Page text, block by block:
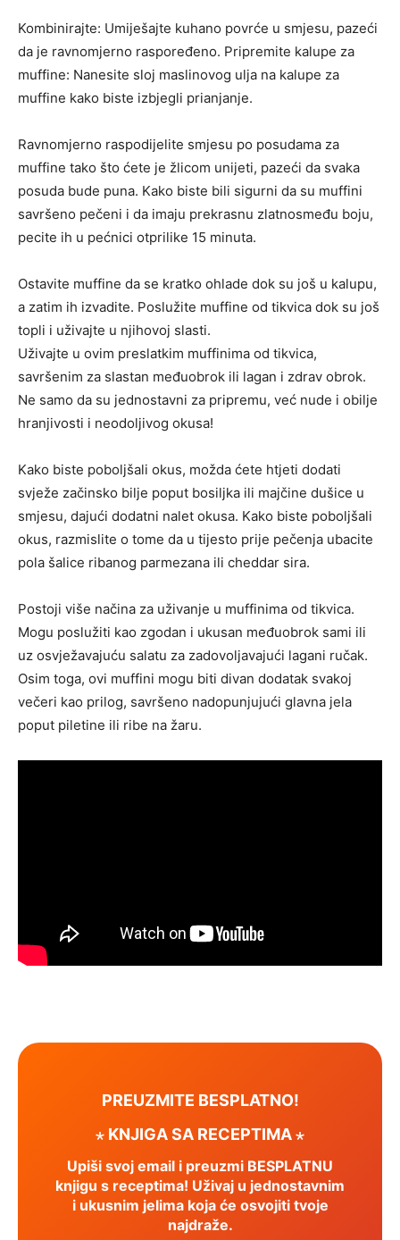
Kombinirajte: Umiješajte kuhano povrće u smjesu, pazeći
da je ravnomjerno raspoređeno. Pripremite kalupe za
muffine: Nanesite sloj maslinovog ulja na kalupe za
muffine kako biste izbjegli prianjanje.
Ravnomjerno raspodijelite smjesu po posudama za
muffine tako što ćete je žlicom unijeti, pazeći da svaka
posuda bude puna. Kako biste bili sigurni da su muffini
savršeno pečeni i da imaju prekrasnu zlatnosmeđu boju,
pecite ih u pećnici otprilike 15 minuta.
Ostavite muffine da se kratko ohlade dok su još u kalupu,
a zatim ih izvadite. Poslužite muffine od tikvica dok su još
topli i uživajte u njihovoj slasti.
Uživajte u ovim preslatkim muffinima od tikvica,
savršenim za slastan međuobrok ili lagan i zdrav obrok.
Ne samo da su jednostavni za pripremu, već nude i obilje
hranjivosti i neodoljivog okusa!
Kako biste poboljšali okus, možda ćete htjeti dodati
svježe začinsko bilje poput bosiljka ili majčine dušice u
smjesu, dajući dodatni nalet okusa. Kako biste poboljšali
okus, razmislite o tome da u tijesto prije pečenja ubacite
pola šalice ribanog parmezana ili cheddar sira.
Postoji više načina za uživanje u muffinima od tikvica.
Mogu poslužiti kao zgodan i ukusan međuobrok sami ili
uz osvježavajuću salatu za zadovoljavajući lagani ručak.
Osim toga, ovi muffini mogu biti divan dodatak svakoj
večeri kao prilog, savršeno nadopunjujući glavna jela
poput piletine ili ribe na žaru.
PREUZMITE BESPLATNO!
⋆ KNJIGA SA RECEPTIMA ⋆
Upiši svoj email i preuzmi BESPLATNU
knjigu s receptima! Uživaj u jednostavnim
i ukusnim jelima koja će osvojiti tvoje
najdraže.